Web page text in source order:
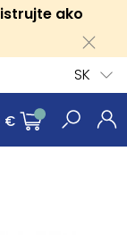
ako
SK
€